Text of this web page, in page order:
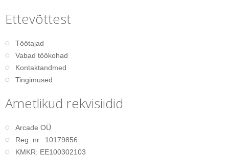
Ettevõttest
Töötajad
Vabad töökohad
Kontaktandmed
Tingimused
Ametlikud rekvisiidid
Arcade OÜ
Reg. nr.: 10179856
KMKR: EE100302103